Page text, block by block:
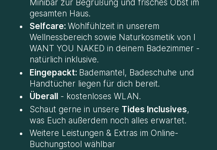
Minibar zur Begrüßung und frisches Obst im
gesamten Haus.
Selfcare:Wohlfühlzeit in unserem
Wellnessbereich sowie Naturkosmetik von I
WANT YOU NAKED in deinem Badezimmer -
natürlich inklusive.
Eingepackt: Bademantel, Badeschuhe und
Handtücher liegen für dich bereit.
Überall
- kostenloses WLAN.
Schaut gerne in unsere Tides Inclusives,
was Euch außerdem noch alles erwartet.
Weitere Leistungen & Extras im Online-
Buchungstool wählbar